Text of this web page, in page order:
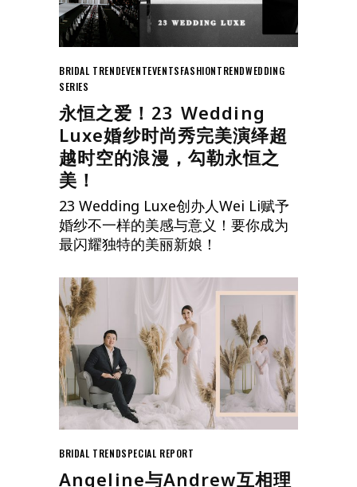
BRIDAL TRENDEVENTEVENTSFASHIONTRENDWEDDING
SERIES
永恒之爱！23 Wedding
Luxe婚纱时尚秀完美演绎超
越时空的浪漫，勾勒永恒之
美！
23 Wedding Luxe创办人Wei Li赋予
婚纱不一样的美感与意义！要你成为
最闪耀独特的美丽新娘！
BRIDAL TRENDSPECIAL REPORT
Angeline与Andrew互相理